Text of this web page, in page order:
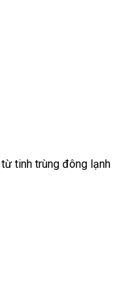
tinh trùng đông lạnh